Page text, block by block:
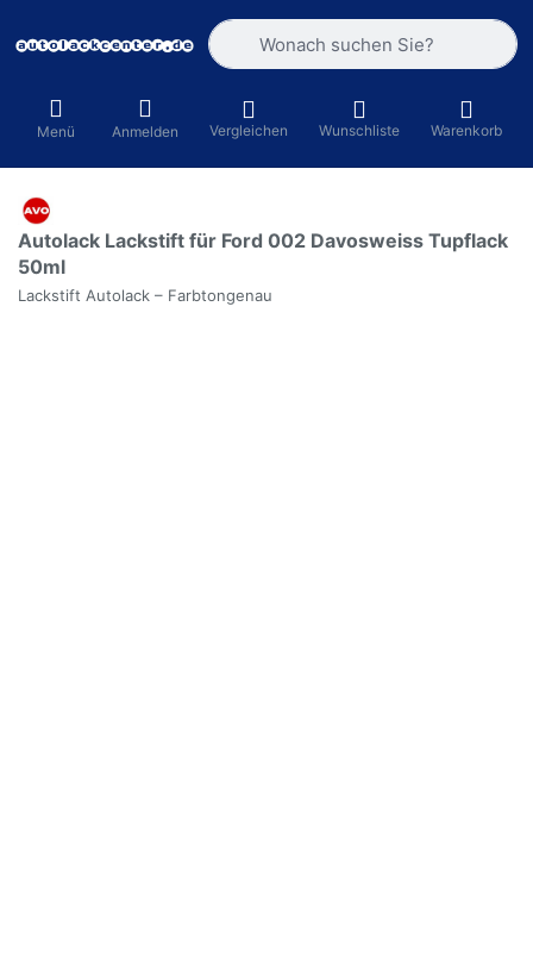
Geben Sie einen Suchbegriff ein.
Menü Anmelden Vergleichen Wunschliste Warenkorb
Autolack Lackstift für Ford 002 Davosweiss Tupflack
50ml
Lackstift Autolack – Farbtongenau